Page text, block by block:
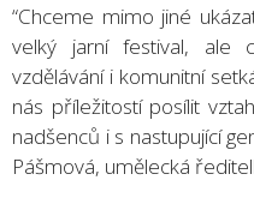
“Chceme mimo jiné
velký jarní festival, ale
vzdělávání i komunitní
nás příležitostí posílit
nadšenců i s nastupující
Pášmová, umělecká